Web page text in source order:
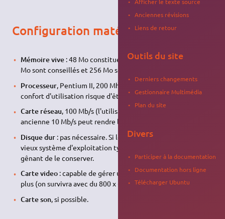
Configuration matérielle
Mémoire vive: 48 Mo constituent la limite basse, mais 128
Mo sont conseillés et 256 Mo seront parfaits.
Processeur, Pentium II, 200 Mhz ou mieux. En deçà, le
confort d'utilisation risque d'être juste.
Carte réseau, 100 Mb/s (l'utilisation d'une carte réseau
ancienne 10 Mb/s peut rendre le client inutilisable).
Disque dur: pas nécessaire. Si le disque dur contient un
vieux système d'exploitation type Windows 98, il n'est pas
gênant de le conserver.
Carte video: capable de gérer un affichage 1024 x 768 ou
plus (on survivra avec du 800 x 600).
Carte son, si possible.
Anciennes révisions
Liens de retour
Outils du site
Derniers changements
Gestionnaire Multimédia
Plan du site
Divers
Participer à la documentation
Documentation hors ligne
Télécharger Ubuntu